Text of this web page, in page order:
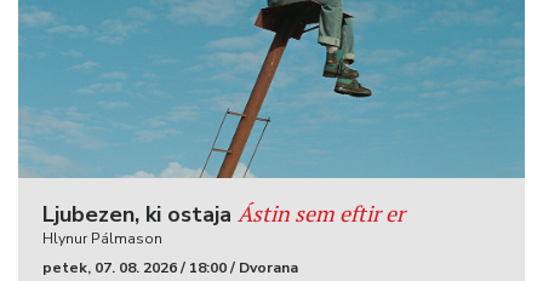
Ljubezen, ki ostaja Ástin sem eftir er
Hlynur Pálmason
petek, 07. 08. 2026 / 18:00 / Dvorana